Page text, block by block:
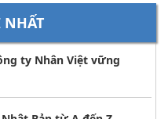
ty Nhân Việt vững